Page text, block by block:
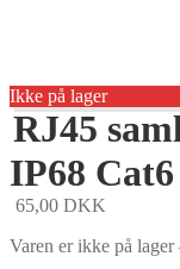
Ikke på lager
RJ45
IP68
65,00 DKK
Varen er ikke på